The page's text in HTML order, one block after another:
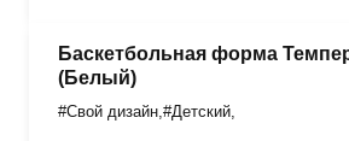
Баскетбольная форма
(Белый)
#Свой дизайн #Детский